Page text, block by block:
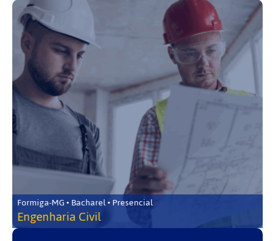
Formiga-MG • Bacharel • Presencial
Engenharia Civil